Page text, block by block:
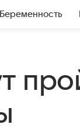
Беременность